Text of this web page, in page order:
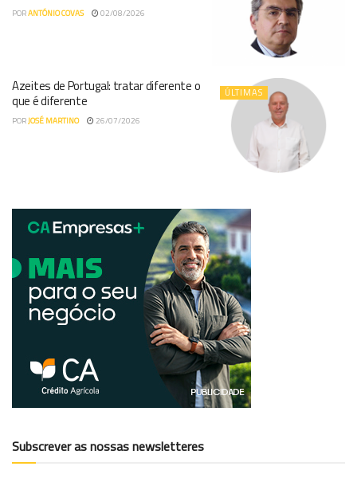
PORANTÓNIO COVAS 02/08/2026
ÚLTIMAS
Azeites de Portugal: tratar diferente o
que é diferente
PORJOSÉ MARTINO 26/07/2026
Subscrever as nossas newsletteres